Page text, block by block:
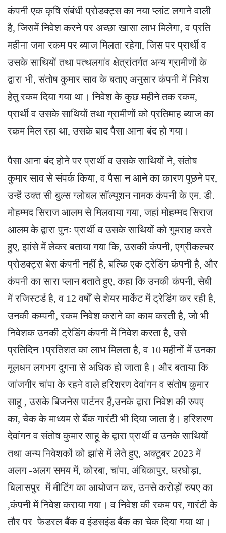
कंपनी एक कृषि संबंधी प्रोडक्ट्स का नया प्लांट लगाने वाली
है, जिसमें निवेश करने पर अच्छा खासा लाभ मिलेगा, व प्रति
महीना जमा रकम पर ब्याज मिलता रहेगा, जिस पर प्रार्थी व
उसके साथियों तथा पत्थलगांव क्षेत्रांतर्गत अन्य ग्रामीणों के
द्वारा भी, संतोष कुमार साव के बताए अनुसार कंपनी में निवेश
हेतु रकम दिया गया था। निवेश के कुछ महीने तक रकम,
प्रार्थी व उसके साथियों तथा ग्रामीणों को प्रतिमाह ब्याज का
रकम मिल रहा था, उसके बाद पैसा आना बंद हो गया।
पैसा आना बंद होने पर प्रार्थी व उसके साथियों ने, संतोष
कुमार साव से संपर्क किया, व पैसा न आने का कारण पूछने पर,
उन्हें उक्त सी बुल्स ग्लोबल सॉल्यूशन नामक कंपनी के एम. डी.
मोहम्मद सिराज आलम से मिलवाया गया, जहां मोहम्मद सिराज
आलम के द्वारा पुनः प्रार्थी व उसके साथियों को गुमराह करते
हुए, झांसे में लेकर बताया गया कि, उसकी कंपनी, एग्रीकल्चर
प्रोडक्ट्स बेस कंपनी नहीं है, बल्कि एक ट्रेडिंग कंपनी है, और
कंपनी का सारा प्लान बताते हुए, कहा कि उनकी कंपनी, सेबी
में रजिस्टर्ड है, व 12 वर्षों से शेयर मार्केट में ट्रेडिंग कर रही है,
उनकी कम्पनी, रकम निवेश कराने का काम करती है, जो भी
निवेशक उनकी ट्रेडिंग कंपनी में निवेश करता है, उसे
प्रतिदिन 1प्रतिशत का लाभ मिलता है, व 10 महीनों में उनका
मूलधन लगभग दुगना से अधिक हो जाता है। और बताया कि
जांजगीर चांपा के रहने वाले हरिशरण देवांगन व संतोष कुमार
साहू , उसके बिजनेस पार्टनर हैं,उनके द्वारा निवेश की रुपए
का, चेक के माध्यम से बैंक गारंटी भी दिया जाता है। हरिशरण
देवांगन व संतोष कुमार साहू के द्वारा प्रार्थी व उनके साथियों
तथा अन्य निवेशकों को झांसे में लेते हुए, अक्टूबर 2023 में
अलग -अलग समय में, कोरबा, चांपा, अंबिकापुर, घरघोड़ा,
बिलासपुर में मीटिंग का आयोजन कर, उनसे करोड़ों रुपए का
,कंपनी में निवेश कराया गया। व निवेश की रकम पर, गारंटी के
तौर पर फेडरल बैंक व इंडसइंड बैंक का चेक दिया गया था।